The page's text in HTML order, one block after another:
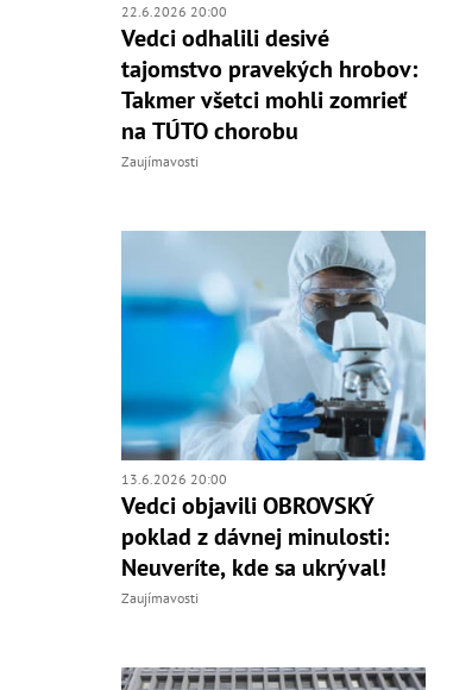
22.6.2026 20:00
Vedci odhalili desivé
tajomstvo pravekých hrobov:
Takmer všetci mohli zomrieť
na TÚTO chorobu
Zaujímavosti
13.6.2026 20:00
Vedci objavili OBROVSKÝ
poklad z dávnej minulosti:
Neuveríte, kde sa ukrýval!
Zaujímavosti